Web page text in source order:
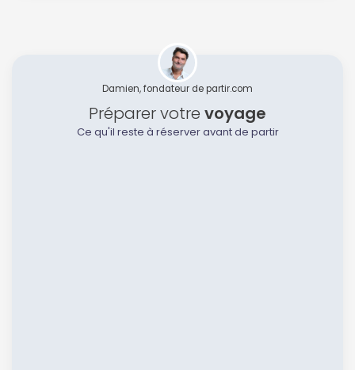
Damien, fondateur de partir.com
Préparer votre voyage
Ce qu'il reste à réserver avant de partir